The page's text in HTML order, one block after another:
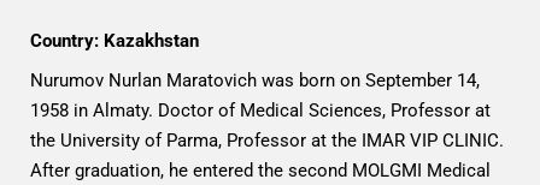
Country: Kazakhstan
Nurumov Nurlan Maratovich was born on September 14,
1958 in Almaty. Doctor of Medical Sciences, Professor at
the University of Parma, Professor at the IMAR VIP CLINIC.
After graduation, he entered the second MOLGMI Medical